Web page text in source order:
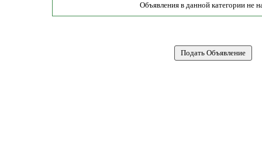
Объявления в данной категории не